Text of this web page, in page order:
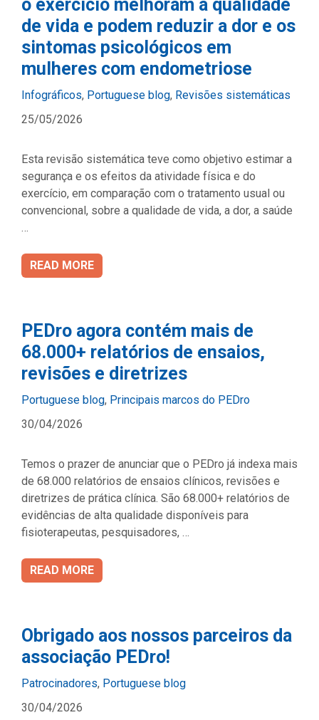
o exercício melhoram a qualidade
de vida e podem reduzir a dor e os
sintomas psicológicos em
mulheres com endometriose
Categories
Infográficos, Portuguese blog, Revisões sistemáticas
25/05/2026
Esta revisão sistemática teve como objetivo estimar a
segurança e os efeitos da atividade física e do
exercício, em comparação com o tratamento usual ou
convencional, sobre a qualidade de vida, a dor, a saúde
…
READ MORE
PEDro agora contém mais de
68.000+ relatórios de ensaios,
revisões e diretrizes
Categories
Portuguese blog, Principais marcos do PEDro
30/04/2026
Temos o prazer de anunciar que o PEDro já indexa mais
de 68.000 relatórios de ensaios clínicos, revisões e
diretrizes de prática clínica. São 68.000+ relatórios de
evidências de alta qualidade disponíveis para
fisioterapeutas, pesquisadores, …
READ MORE
Obrigado aos nossos parceiros da
associação PEDro!
Categories
Patrocinadores, Portuguese blog
30/04/2026